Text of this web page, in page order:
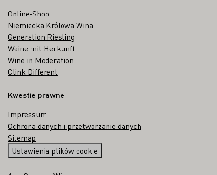
Online-Shop
Niemiecka Królowa Wina
Generation Riesling
Weine mit Herkunft
Wine in Moderation
Clink Different
Kwestie prawne
Impressum
Ochrona danych i przetwarzanie danych
Sitemap
Ustawienia plików cookie